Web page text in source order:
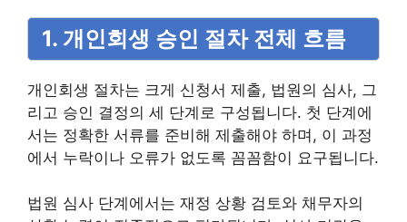
1. 개인회생 승인 절차 전체 흐름
개인회생 절차는 크게 신청서 제출, 법원의 심사, 그
리고 승인 결정의 세 단계로 구성됩니다. 첫 단계에
서는 정확한 서류를 준비해 제출해야 하며, 이 과정
에서 누락이나 오류가 없도록 꼼꼼함이 요구됩니다.
법원 심사 단계에서는 재정 상황 검토와 채무자의